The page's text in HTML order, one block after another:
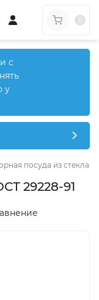
с
у
посуда из стекла
29228-91